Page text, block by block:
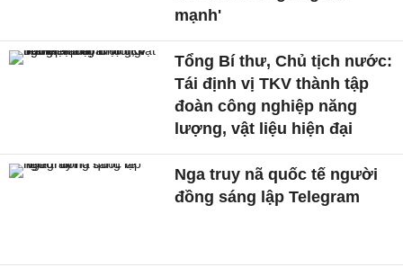
mạnh'
Tổng Bí thư, Chủ tịch nước:
Tái định vị TKV thành tập
đoàn công nghiệp năng
lượng, vật liệu hiện đại
Nga truy nã quốc tế người
đồng sáng lập Telegram